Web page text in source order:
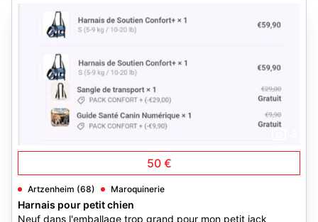
50 €
Artzenheim (68) Maroquinerie
Harnais pour petit chien
Neuf dans l'emballage trop grand pour mon petit jack